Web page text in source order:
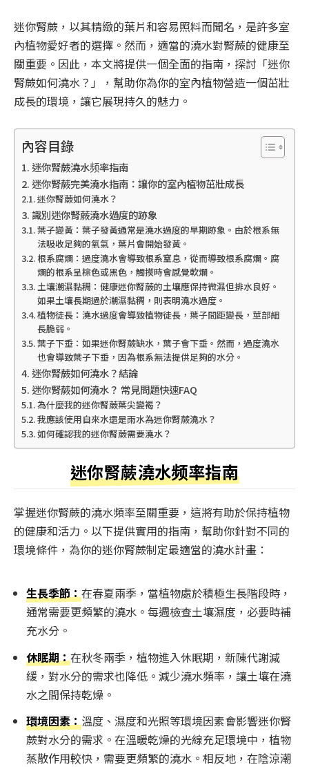
迷你腎蕨，以其精緻的葉片和容易照料而聞名，是許多室
內植物愛好者的選擇。然而，適當的澆水對腎蕨的健康至
關重要。因此，本文將提供一個全面的指南，探討「迷你
腎蕨如何澆水？」，幫助你為你的室內植物營造一個茁壯
成長的環境，讓它展現持久的魅力。
內容目錄
迷你腎蕨澆水频率指南
迷你腎蕨完美澆水指南：讓你的室內植物茁壯成長
迷你腎蕨如何澆水？
識別迷你腎蕨澆水過度的跡象
葉子變黃：葉子發黃通常是澆水過度的早期跡象。由於根系無
法吸收足夠的氧氣，葉片會開始發黃。
根系腐爛：過度澆水會導致根系窒息，從而導致根系腐爛。腐
爛的根系呈棕色或黑色，觸摸時會感覺軟爛。
土壤潮濕黏稠：健康迷你腎蕨的土壤應保持微濕但排水良好。
如果土壤長期過於潮濕黏稠，則表明澆水過度。
植物徒長：澆水過度會導致植物徒長，葉子間距變長，莖部細
長脆弱。
葉子下垂：如果迷你腎蕨缺水，葉子會下垂。然而，過度澆水
也會導致葉子下垂，因為根系無法提供足夠的水分。
迷你腎蕨如何澆水？結論
迷你腎蕨如何澆水？ 常見問題快速FAQ
為什麼我的迷你腎蕨葉尖變褐？
我應該使用自來水還是雨水為迷你腎蕨澆水？
如何確認我的迷你腎蕨需要澆水？
迷你腎蕨澆水频率指南
掌握迷你腎蕨的澆水頻率至關重要，這將有助於保持植物
的健康和活力。以下提供實用的指南，幫助你針對不同的
環境條件，為你的迷你腎蕨制定最適當的澆水計畫：
生長季節：在春夏兩季，當植物處於積極生長階段時，
通常需要更頻繁的澆水。每週檢查土壤濕度，必要時補
充水分。
休眠期：在秋冬兩季，植物進入休眠期，新陳代謝減
緩，對水分的需求也降低。減少澆水頻率，讓土壤在澆
水之間保持乾燥。
環境因素： 溫度、濕度和光照等環境因素會影響迷你腎
蕨對水分的需求。在溫暖乾燥的光線充足環境中，植物
蒸散作用較快，需要更頻繁的澆水。相反地，在陰涼潮